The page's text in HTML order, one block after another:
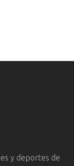
y deportes de